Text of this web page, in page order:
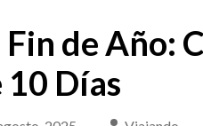
de Año:
Días